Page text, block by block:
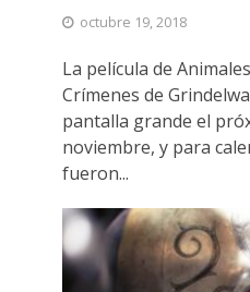
octubre 19, 2018
La película de
Crímenes de
pantalla grande el
noviembre, y para
fueron...